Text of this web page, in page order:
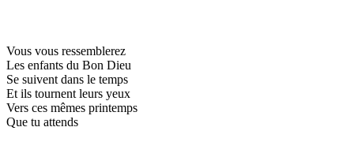
Vous vous ressemblerez
Les enfants du Bon Dieu
Se suivent dans le temps
Et ils tournent leurs yeux
Vers ces mêmes printemps
Que tu attends